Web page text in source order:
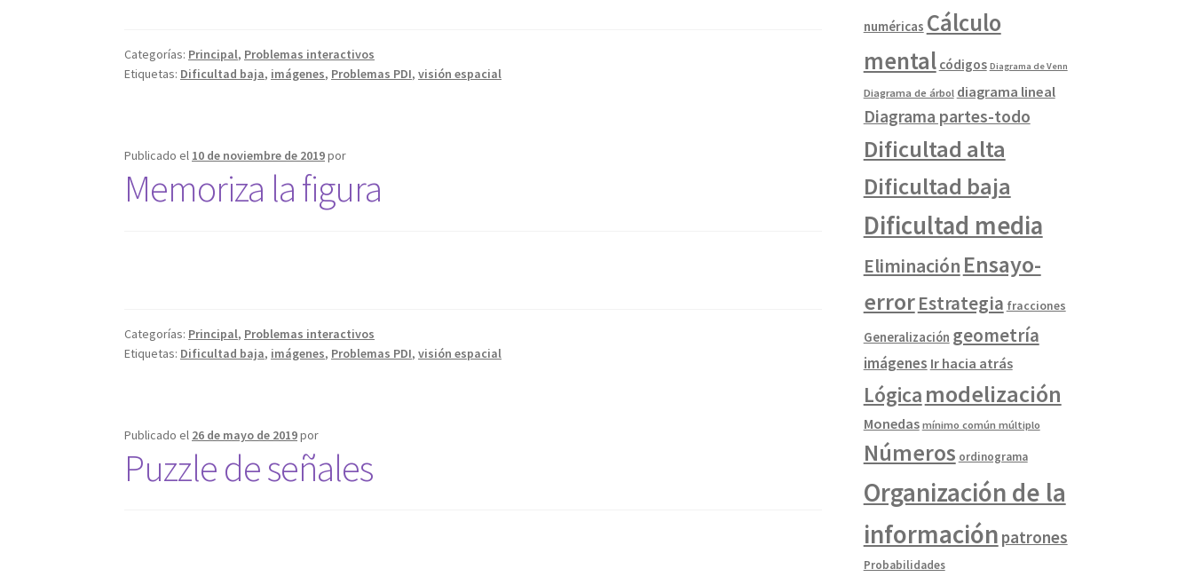
Categorías: Principal, Problemas interactivos
Etiquetas: Dificultad baja, imágenes, Problemas PDI,visión espacial
Publicado el 10 de noviembre de 2019por
Memoriza la figura
Categorías: Principal, Problemas interactivos
Etiquetas: Dificultad baja, imágenes, Problemas PDI,visión espacial
Publicado el 26 de mayo de 2019por
Puzzle de señales
numéricas Cálculo
mental códigos Diagrama de Venn
Diagrama de árbol diagrama lineal
Diagrama partes-todo
Dificultad alta
Dificultad baja
Dificultad media
Eliminación Ensayo-
errorEstrategia fracciones
Generalización geometría
imágenes Ir hacia atrás
Lógica modelización
Monedas mínimo común múltiplo
Números ordinograma
Organización de la
información patrones
Probabilidades